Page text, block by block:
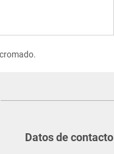
Datos de contacto